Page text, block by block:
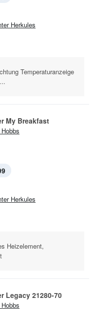
Herkules
Temperaturanzeige
My Breakfast
Herkules
Heizelement,
Legacy 21280-70